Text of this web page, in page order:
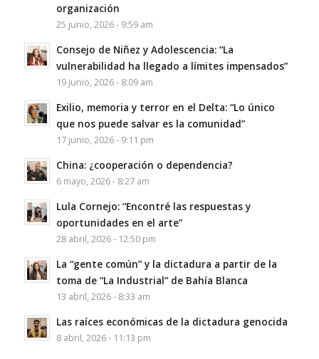
organización
25 junio, 2026 - 9:59 am
Consejo de Niñez y Adolescencia: “La
vulnerabilidad ha llegado a límites impensados”
19 junio, 2026 - 8:09 am
Exilio, memoria y terror en el Delta: “Lo único
que nos puede salvar es la comunidad”
17 junio, 2026 - 9:11 pm
China: ¿cooperación o dependencia?
6 mayo, 2026 - 8:27 am
Lula Cornejo: “Encontré las respuestas y
oportunidades en el arte”
28 abril, 2026 - 12:50 pm
La “gente común” y la dictadura a partir de la
toma de “La Industrial” de Bahía Blanca
13 abril, 2026 - 8:33 am
Las raíces económicas de la dictadura genocida
8 abril, 2026 - 11:13 pm